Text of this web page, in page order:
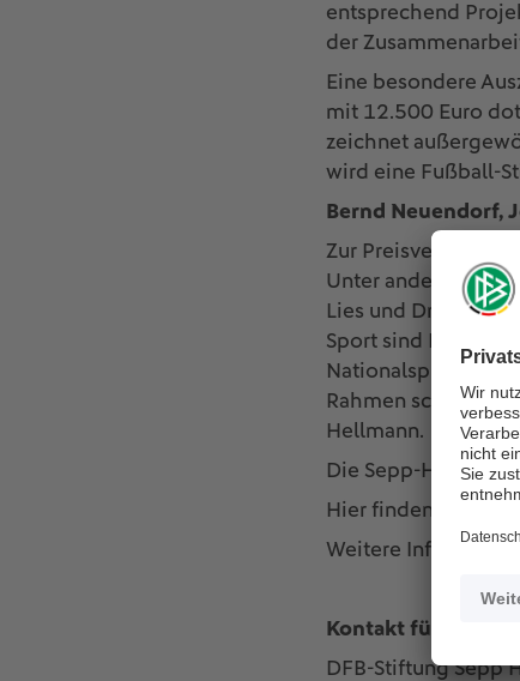
entsprechend
der
Eine besondere
mit 12.500 Euro
zeichnet
wird eine Fußball-
Bernd Neuendorf,
Zur
Unter anderem
Lies und Dr.
Sport sind Fußball-
Nationalspieler
Rahmen schaffen
Hellmann.
Die Sepp-
Hier finden Sie den
Weitere
Kontakt für
DFB-Stiftung Sepp